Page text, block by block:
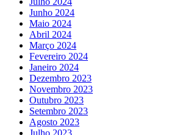
Junho 2024
Maio 2024
Abril 2024
Março 2024
Fevereiro 2024
Janeiro 2024
Dezembro 2023
Novembro 2023
Outubro 2023
Setembro 2023
Agosto 2023
Julho 2023